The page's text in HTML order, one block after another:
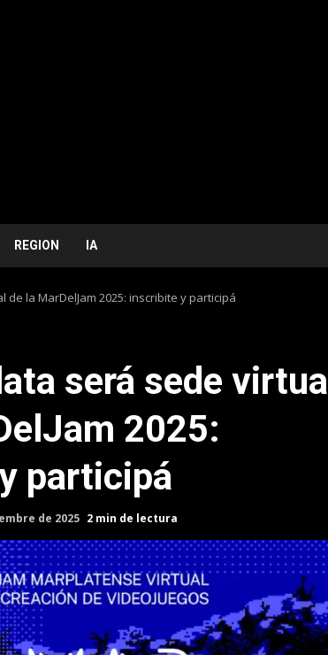
REGION IA
la MarDelJam 2025: inscribite y participá
será sede virtual
2025:
participá
de 2025 2 min de lectura